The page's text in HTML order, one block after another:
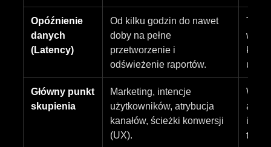
Opóźnienie
danych
(Latency)
Od kilku godzin do nawet
doby na pełne
przetworzenie i
odświeżenie raportów.
Tryb
kilka
Główny punkt
skupienia
Marketing, intencje
użytkowników, atrybucja
kanałów, ścieżki konwersji
(UX).